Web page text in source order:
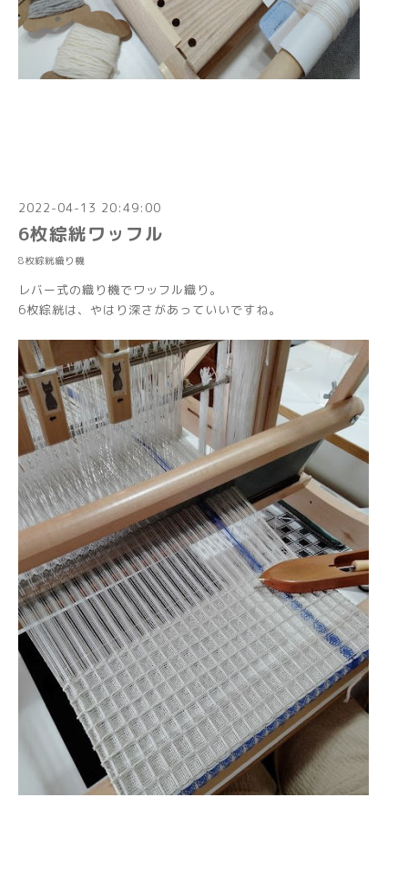
2022-04-13 20:49:00
6枚綜絖ワッフル
8枚綜絖織り機
レバー式の織り機でワッフル織り。
6枚綜絖は、やはり深さがあっていいですね。